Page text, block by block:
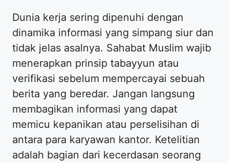
Dunia kerja sering dipenuhi dengan
dinamika informasi yang simpang siur dan
tidak jelas asalnya. Sahabat Muslim wajib
menerapkan prinsip tabayyun atau
verifikasi sebelum mempercayai sebuah
berita yang beredar. Jangan langsung
membagikan informasi yang dapat
memicu kepanikan atau perselisihan di
antara para karyawan kantor. Ketelitian
adalah bagian dari kecerdasan seorang